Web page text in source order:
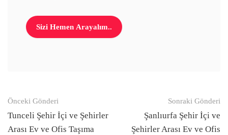
Gönderi
navigasyonu
Önceki Gönderi
Tunceli Şehir İçi ve Şehirler
Arası Ev ve Ofis Taşıma
Sonraki Gönderi
Şanlıurfa Şehir İçi ve
Şehirler Arası Ev ve Ofis